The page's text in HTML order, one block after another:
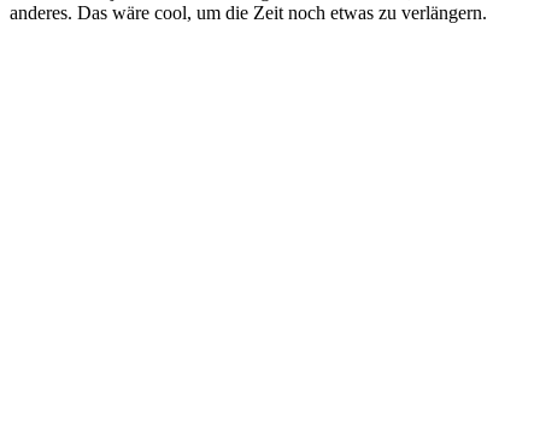
anderes. Das wäre cool, um die Zeit noch etwas zu verlängern.